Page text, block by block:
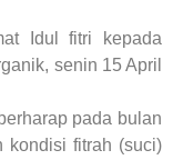
Idul fitri kepada
senin 15 April
pada bulan
kondisi fitrah (suci)